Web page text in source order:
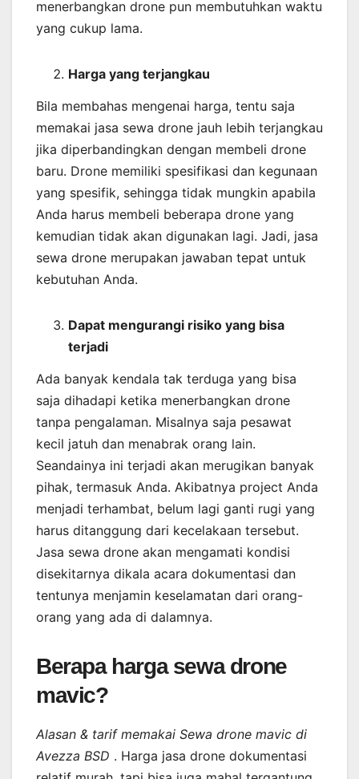
menerbangkan drone pun membutuhkan waktu
yang cukup lama.
Harga yang terjangkau
Bila membahas mengenai harga, tentu saja
memakai jasa sewa drone jauh lebih terjangkau
jika diperbandingkan dengan membeli drone
baru. Drone memiliki spesifikasi dan kegunaan
yang spesifik, sehingga tidak mungkin apabila
Anda harus membeli beberapa drone yang
kemudian tidak akan digunakan lagi. Jadi, jasa
sewa drone merupakan jawaban tepat untuk
kebutuhan Anda.
Dapat mengurangi risiko yang bisa
terjadi
Ada banyak kendala tak terduga yang bisa
saja dihadapi ketika menerbangkan drone
tanpa pengalaman. Misalnya saja pesawat
kecil jatuh dan menabrak orang lain.
Seandainya ini terjadi akan merugikan banyak
pihak, termasuk Anda. Akibatnya project Anda
menjadi terhambat, belum lagi ganti rugi yang
harus ditanggung dari kecelakaan tersebut.
Jasa sewa drone akan mengamati kondisi
disekitarnya dikala acara dokumentasi dan
tentunya menjamin keselamatan dari orang-
orang yang ada di dalamnya.
Berapa harga sewa drone
mavic?
Alasan & tarif memakai Sewa drone mavic di
Avezza BSD . Harga jasa drone dokumentasi